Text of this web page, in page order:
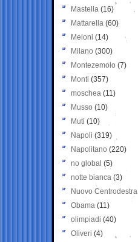
Mastella (16)
Mattarella (60)
Meloni (14)
Milano (300)
Montezemolo (7)
Monti (357)
moschea (11)
Musso (10)
Muti (10)
Napoli (319)
Napolitano (220)
no global (5)
notte bianca (3)
Nuovo Centrodestra
Obama (11)
olimpiadi (40)
Oliveri (4)